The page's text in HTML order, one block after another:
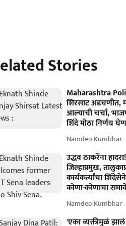
Stories
Maharashtra
शिरसाट अडचणीत,
आल्याची चर्चा,
शिंदे मोठा निर्णय
Namdeo Kumbhar
उद्धव ठाकरेंना
जिल्हाप्रमुख,
कार्यकर्त्यांचा
कोणा-कोणाचा
Namdeo Kumbhar
'एका व्यक्तीमुळं